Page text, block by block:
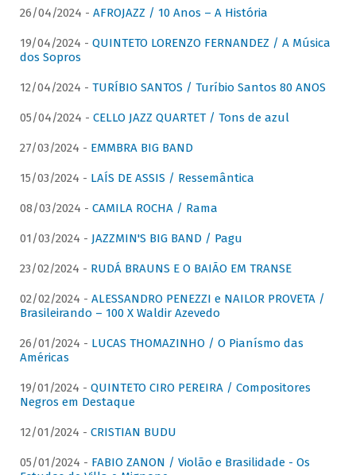
26/04/2024 - AFROJAZZ / 10 Anos – A História
19/04/2024 - QUINTETO LORENZO FERNANDEZ / A Música
dos Sopros
12/04/2024 - TURÍBIO SANTOS / Turíbio Santos 80 ANOS
05/04/2024 - CELLO JAZZ QUARTET / Tons de azul
27/03/2024 - EMMBRA BIG BAND
15/03/2024 - LAÍS DE ASSIS / Ressemântica
08/03/2024 - CAMILA ROCHA / Rama
01/03/2024 - JAZZMIN'S BIG BAND / Pagu
23/02/2024 - RUDÁ BRAUNS E O BAIÃO EM TRANSE
02/02/2024 - ALESSANDRO PENEZZI e NAILOR PROVETA /
Brasileirando – 100 X Waldir Azevedo
26/01/2024 - LUCAS THOMAZINHO / O Pianísmo das
Américas
19/01/2024 - QUINTETO CIRO PEREIRA / Compositores
Negros em Destaque
12/01/2024 - CRISTIAN BUDU
05/01/2024 - FABIO ZANON / Violão e Brasilidade - Os